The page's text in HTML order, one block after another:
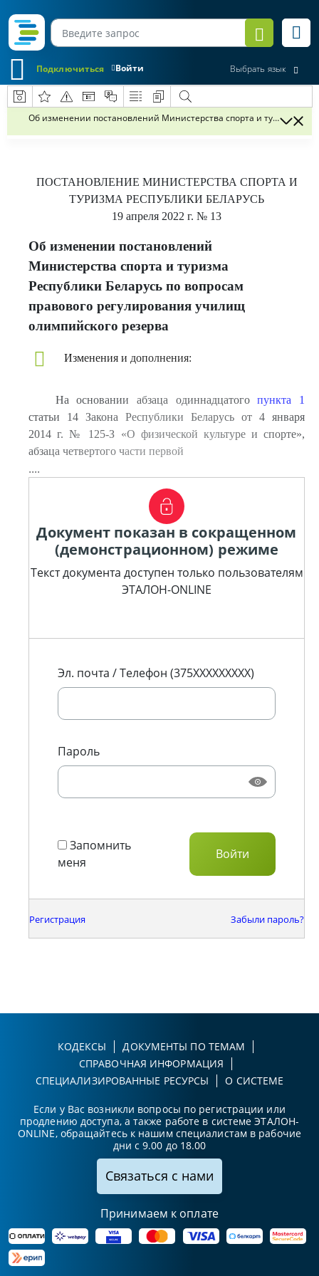
Войти
Подключиться Выбрать язык
Об изменении постановлений Министерства спорта и туризма
ПОСТАНОВЛЕНИЕ МИНИСТЕРСТВА СПОРТА И
ТУРИЗМА РЕСПУБЛИКИ БЕЛАРУСЬ
19 апреля 2022 г. № 13
Об изменении постановлений
Министерства спорта и туризма
Республики Беларусь по вопросам
правового регулирования училищ
олимпийского резерва
Изменения и дополнения:
На основании абзаца одиннадцатогопункта 1
статьи 14 Закона Республики Беларусь от 4 января
2014 г. № 125-З «О физической культуре и спорте»,
абзаца четвертого части первой
....
Документ показан в сокращенном
(демонстрационном) режиме
Текст документа доступен только пользователям
ЭТАЛОН-ONLINE
Эл. почта / Телефон (375XXXXXXXXX)
Пароль
Запомнить
меня
Регистрация Забыли пароль?
КОДЕКСЫ
ДОКУМЕНТЫ ПО ТЕМАМ
СПРАВОЧНАЯ ИНФОРМАЦИЯ
СПЕЦИАЛИЗИРОВАННЫЕ РЕСУРСЫ
О СИСТЕМЕ
Если у Вас возникли вопросы по регистрации или
продлению доступа, а также работе в системе ЭТАЛОН-
ONLINE, обращайтесь к нашим специалистам в рабочие
дни с 9.00 до 18.00
Связаться с нами
Принимаем к оплате